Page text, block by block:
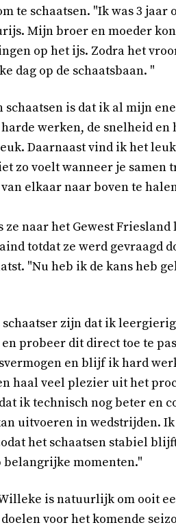
te schaatsen. "Ik was 3
Mijn broer en moeder
op het ijs. Zodra het
dag op de schaatsbaan. "
schaatsen is dat ik al mijn
werken, de snelheid
Daarnaast vind ik het
zo voelt wanneer je samen
elkaar naar boven te
ze naar het Gewest
totdat ze werd gevraagd
"Nu heb ik de kans heb
zijn dat ik
probeer dit direct toe te
en blijf ik hard
haal veel plezier uit het
ik technisch nog beter en
uitvoeren in wedstrijden.
het schaatsen stabiel
momenten."
is natuurlijk om ooit
voor het komende